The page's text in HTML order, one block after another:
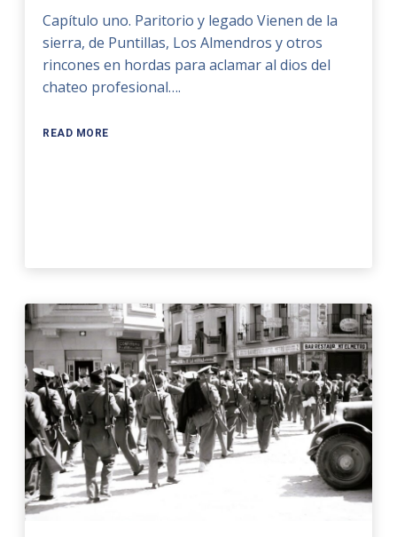
Capítulo uno. Paritorio y legado Vienen de la
sierra, de Puntillas, Los Almendros y otros
rincones en hordas para aclamar al dios del
chateo profesional….
READ MORE